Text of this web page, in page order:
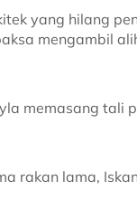
yang hilang
mengambil
memasang tali
rakan lama,